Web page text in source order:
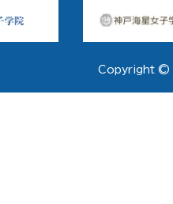
Copyright ©